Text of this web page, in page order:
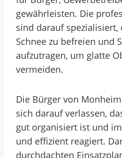
gewährleisten. Die
sind darauf spezialisiert,
Schnee zu befreien und
aufzutragen, um glatte
vermeiden.
Die Bürger von
sich darauf verlassen,
gut organisiert ist und
und effizient reagiert.
durchdachten